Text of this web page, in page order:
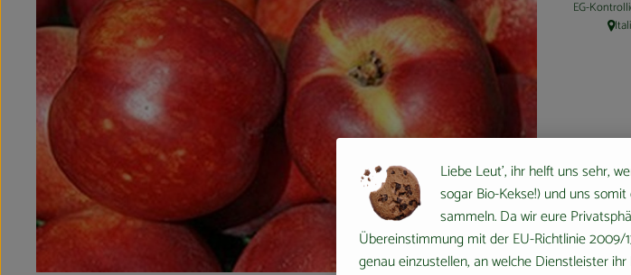
EG-
,
Liebe Leut', ihr helft uns sehr,
sogar Bio-Kekse!) und uns
sammeln. Da wir eure
Übereinstimmung mit der EU-Richtlinie 2009/
genau einzustellen, an welche Dienstleister